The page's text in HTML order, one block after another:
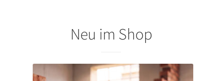
Neu im Shop